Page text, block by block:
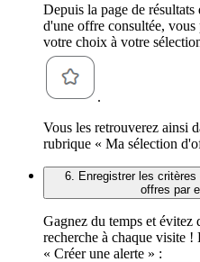
Depuis la page de
d'une offre consultée,
votre choix à votre
.
Vous les retrouverez ainsi
rubrique « Ma sélection
6. Enregistrer les
offres par
Gagnez du temps et évitez
recherche à chaque visite
« Créer une alerte » :